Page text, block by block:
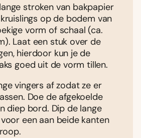
stroken van bakpapier
op de bodem van
vorm of schaal (ca.
Laat een stuk over de
hierdoor kun je de
goed uit de vorm tillen.
vingers af zodat ze er
Doe de afgekoelde
diep bord. Dip de lange
een aan beide kanten